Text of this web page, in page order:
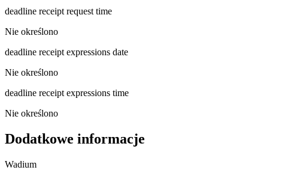
deadline receipt request time
Nie określono
deadline receipt expressions date
Nie określono
deadline receipt expressions time
Nie określono
Dodatkowe informacje
Wadium